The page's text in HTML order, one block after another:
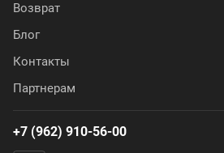
Возврат
Блог
Контакты
Партнерам
+7 (962) 910-56-00